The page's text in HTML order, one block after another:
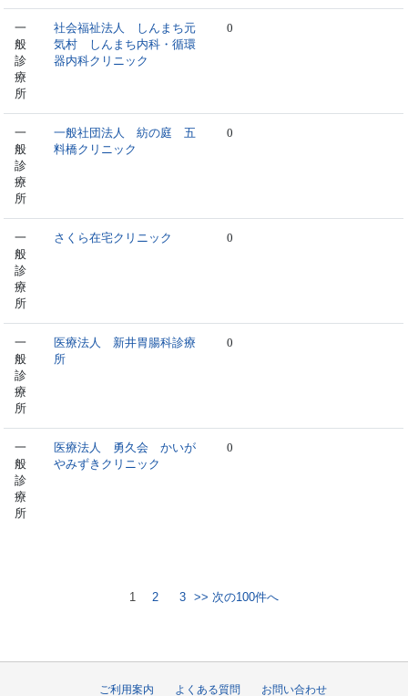
一
般
診
療
所
社会福祉法人 しんまち元
気村 しんまち内科・循環
器内科クリニック
0
一
般
診
療
所
一般社団法人 紡の庭 五
料橋クリニック
0
一
般
診
療
所
さくら在宅クリニック 0
一
般
診
療
所
医療法人 新井胃腸科診療
所
0
一
般
診
療
所
医療法人 勇久会 かいが
やみずきクリニック
0
1 2 3 >> 次の100件へ
ご利用案内 よくある質問 お問い合わせ